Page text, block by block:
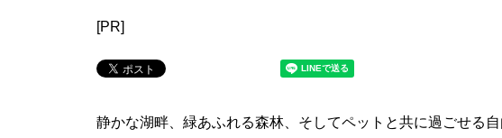
[PR]
静かな湖畔、緑あふれる森林、そしてペットと共に過ごせる